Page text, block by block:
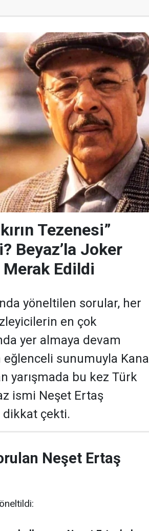
Tezenesi”
Beyaz’la Joker
Merak Edildi
yöneltilen sorular, her
en çok
yer almaya devam
eğlenceli sunumuyla Kanal
yarışmada bu kez Türk
ismi Neşet Ertaş
dikkat çekti.
Neşet Ertaş